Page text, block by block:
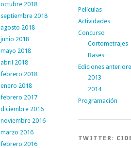
octubre 2018
septiembre 2018
agosto 2018
junio 2018
mayo 2018
abril 2018
febrero 2018
enero 2018
febrero 2017
diciembre 2016
noviembre 2016
marzo 2016
febrero 2016
Películas
Actividades
Concurso
Cortometrajes
Bases
Ediciones
2013
2014
Programación
TWITTER: